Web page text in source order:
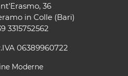
36
in Colle (Bari)
3315752562
06389960722
Moderne